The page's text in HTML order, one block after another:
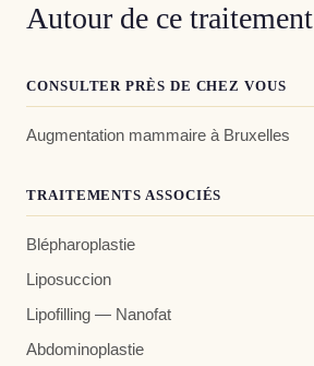
Autour de ce traitement
CONSULTER PRÈS DE CHEZ VOUS
Augmentation mammaire à Bruxelles
TRAITEMENTS ASSOCIÉS
Blépharoplastie
Liposuccion
Lipofilling — Nanofat
Abdominoplastie